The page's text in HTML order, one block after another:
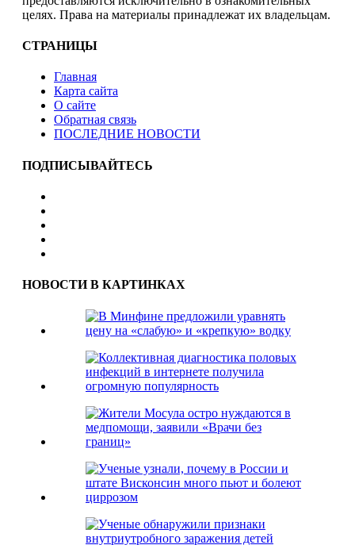
целях. Права на материалы принадлежат их владельцам.
СТРАНИЦЫ
Главная
Карта сайта
О сайте
Обратная связь
ПОСЛЕДНИЕ НОВОСТИ
ПОДПИСЫВАЙТЕСЬ
НОВОСТИ В КАРТИНКАХ